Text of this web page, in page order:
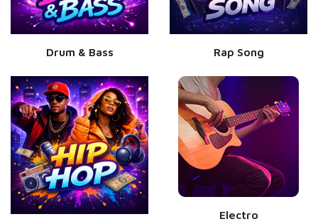
Drum & Bass Rap Song
Electro